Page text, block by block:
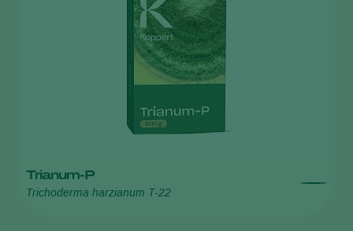
Trianum-P
Trichoderma harzianum T-22